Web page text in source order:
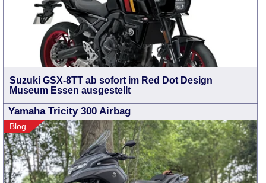
Suzuki GSX-8TT ab sofort im Red Dot Design
Museum Essen ausgestellt
Yamaha Tricity 300 Airbag
Blog